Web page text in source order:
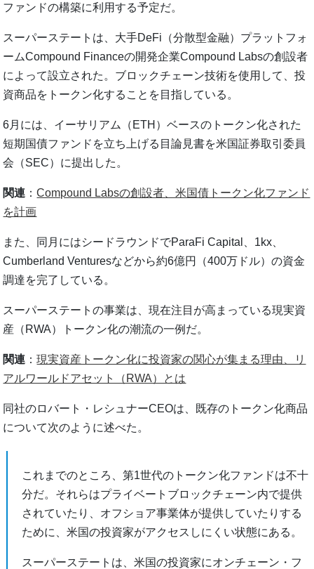
ファンドの構築に利用する予定だ。
スーパーステートは、大手DeFi（分散型金融）プラットフォ
ームCompound Financeの開発企業Compound Labsの創設者
によって設立された。ブロックチェーン技術を使用して、投
資商品をトークン化することを目指している。
6月には、イーサリアム（ETH）ベースのトークン化された
短期国債ファンドを立ち上げる目論見書を米国証券取引委員
会（SEC）に提出した。
関連 ：Compound Labsの創設者、米国債トークン化ファンド
を計画
また、同月にはシードラウンドでParaFi Capital、1kx、
Cumberland Venturesなどから約6億円（400万ドル）の資金
調達を完了している。
スーパーステートの事業は、現在注目が高まっている現実資
産（RWA）トークン化の潮流の一例だ。
関連 ：現実資産トークン化に投資家の関心が集まる理由、リ
アルワールドアセット（RWA）とは
同社のロバート・レシュナーCEOは、既存のトークン化商品
について次のように述べた。
これまでのところ、第1世代のトークン化ファンドは不十
分だ。それらはプライベートブロックチェーン内で提供
されていたり、オフショア事業体が提供していたりする
ために、米国の投資家がアクセスしにくい状態にある。
スーパーステートは、米国の投資家にオンチェーン・フ